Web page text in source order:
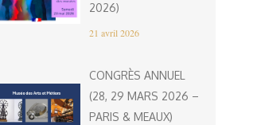
2026)
21 avril 2026
CONGRÈS ANNUEL
(28, 29 MARS 2026 –
PARIS & MEAUX)